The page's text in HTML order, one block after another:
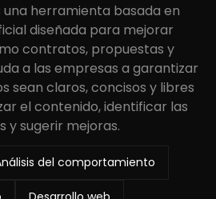
una herramienta basada en
diseñada para mejorar
contratos, propuestas y
a las empresas a garantizar
sean claros, concisos y libres
el contenido, identificar las
y sugerir mejoras.
del comportamiento